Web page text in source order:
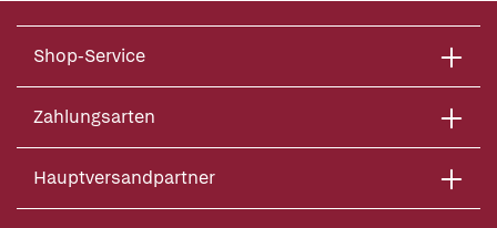
Shop-Service
Zahlungsarten
Hauptversandpartner